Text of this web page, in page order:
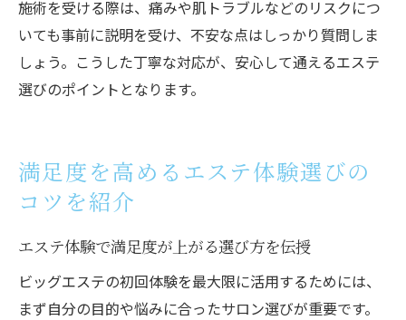
施術を受ける際は、痛みや肌トラブルなどのリスクにつ
いても事前に説明を受け、不安な点はしっかり質問しま
しょう。こうした丁寧な対応が、安心して通えるエステ
選びのポイントとなります。
満足度を高めるエステ体験選びの
コツを紹介
エステ体験で満足度が上がる選び方を伝授
ビッグエステの初回体験を最大限に活用するためには、
まず自分の目的や悩みに合ったサロン選びが重要です。